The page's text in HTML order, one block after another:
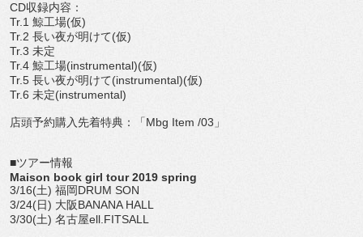
CD収録内容：
Tr.1 鯨工場(仮)
Tr.2 長い夜が明けて(仮)
Tr.3 未定
Tr.4 鯨工場(instrumental)(仮)
Tr.5 長い夜が明けて(instrumental)(仮)
Tr.6 未定(instrumental)
店頭予約購入先着特典：「Mbg Item /03」
■ツアー情報
Maison book girl tour 2019 spring
3/16(土) 福岡DRUM SON
3/24(日) 大阪BANANA HALL
3/30(土) 名古屋ell.FITSALL